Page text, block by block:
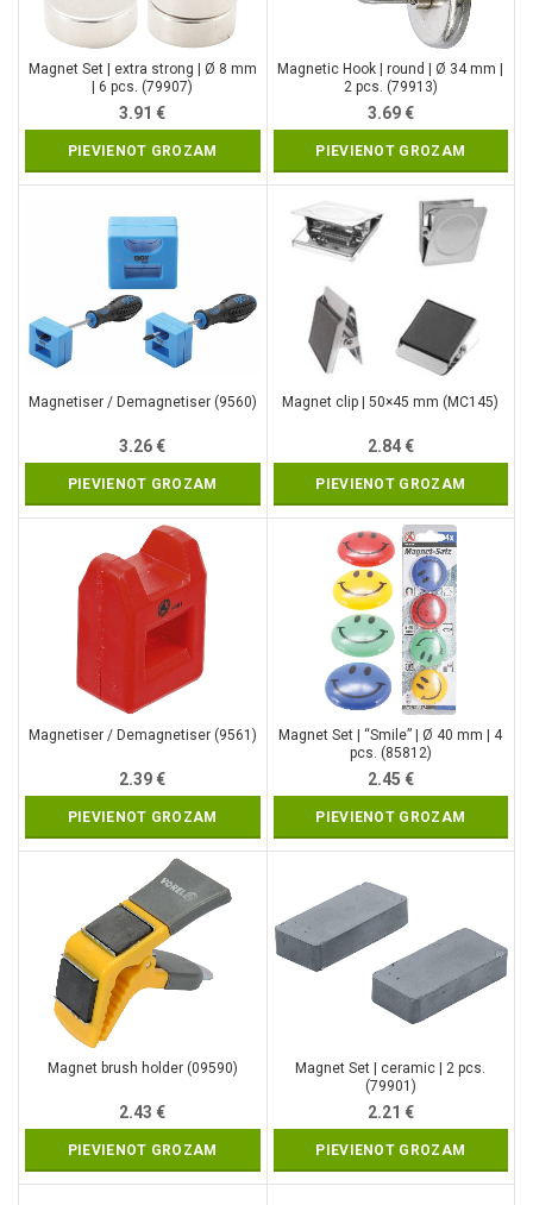
Magnet Set | extra strong | Ø 8 mm
| 6 pcs. (79907)
3.91€
PIEVIENOT GROZAM
Magnetic Hook | round | Ø 34 mm |
2 pcs. (79913)
3.69€
PIEVIENOT GROZAM
Magnetiser / Demagnetiser (9560)
3.26€
PIEVIENOT GROZAM
Magnet clip | 50×45 mm (MC145)
2.84€
PIEVIENOT GROZAM
Magnetiser / Demagnetiser (9561)
2.39€
PIEVIENOT GROZAM
Magnet Set | “Smile” | Ø 40 mm | 4
pcs. (85812)
2.45 €
PIEVIENOT GROZAM
Magnet brush holder (09590)
2.43€
PIEVIENOT GROZAM
Magnet Set | ceramic | 2 pcs.
(79901)
2.21 €
PIEVIENOT GROZAM